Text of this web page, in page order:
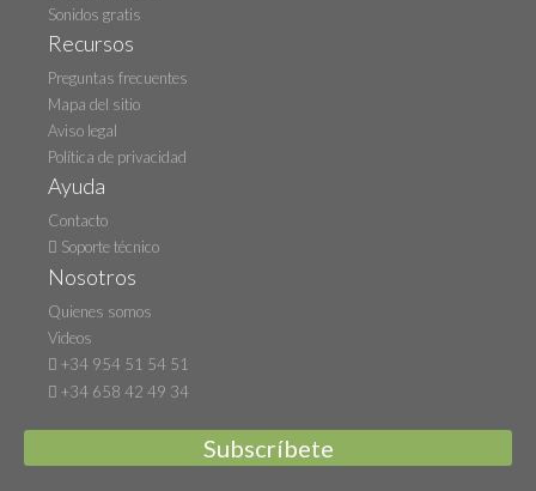
Sonidos gratis
Recursos
Preguntas frecuentes
Mapa del sitio
Aviso legal
Política de privacidad
Ayuda
Contacto
Soporte técnico
Nosotros
Quienes somos
Videos
+34 954 51 54 51
+34 658 42 49 34
Subscríbete